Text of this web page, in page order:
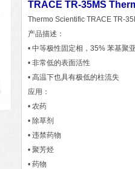
TRACE TR-35MS
Thermo Scientific TRACE TR-
产品描述：
• 中等极性固定相，35% 苯基聚
• 非常低的表面活性
• 高温下也具有极低的柱流失
应用：
• 农药
• 除草剂
• 违禁药物
• 聚芳烃
• 药物